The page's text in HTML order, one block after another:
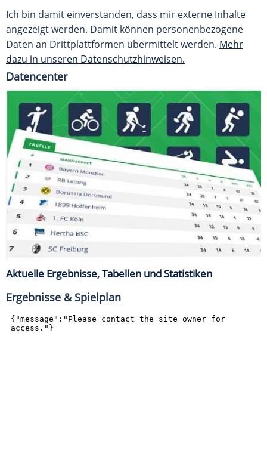
Ich bin damit einverstanden, dass mir externe Inhalte
angezeigt werden. Damit können personenbezogene
Daten an Drittplattformen übermittelt werden. Mehr
dazu in unseren Datenschutzhinweisen.
Datencenter
Aktuelle Ergebnisse, Tabellen und Statistiken
Ergebnisse & Spielplan